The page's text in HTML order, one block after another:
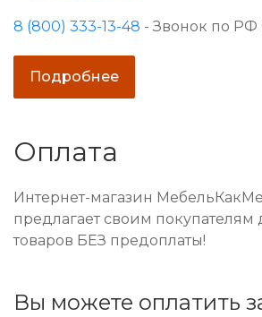
8 (800) 333-13-48 - Звонок по РФ
Подробнее
Оплата
Интернет-магазин
предлагает своим покупателям
товаров БЕЗ предоплаты!
Вы можете оплатить